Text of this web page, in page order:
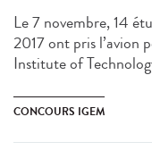
Le 7 novembre, 14
2017 ont pris l’avion
Institute of
CONCOURS IGEM